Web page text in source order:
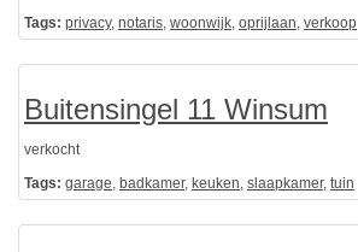
Tags: privacy, notaris, woonwijk, oprijlaan, verkoop
Buitensingel 11 Winsum
verkocht
Tags: garage, badkamer, keuken, slaapkamer, tuin